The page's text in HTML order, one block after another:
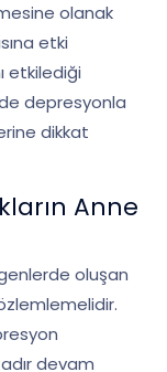
olanak
etki
etkilediği
depresyonla
dikkat
Anne
oluşan
devam